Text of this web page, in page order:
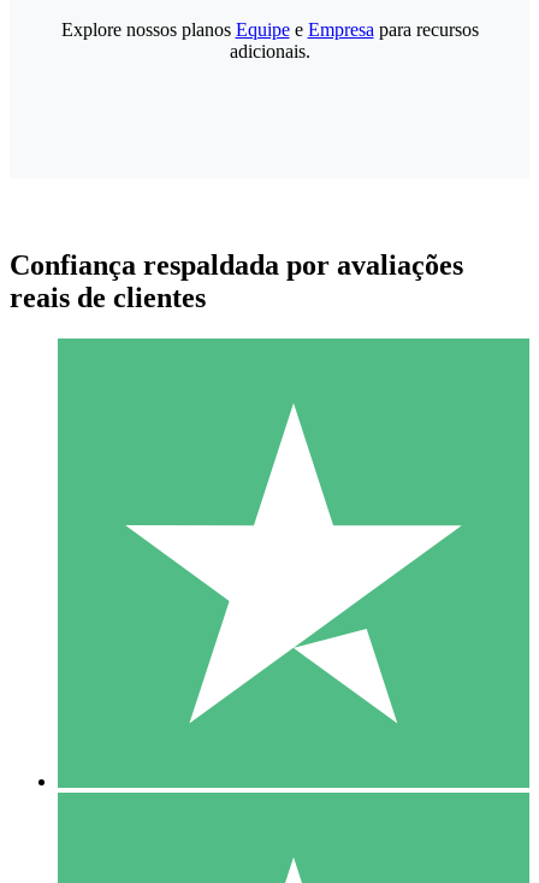
Pacotes de Créditos Individuais
Pague conforme o uso com créditos de download. Sem
1000
10 Downloads
Explore nossos planos Equipee Empresa para recursos
adicionais.
Confiança respaldada por avaliações
reais de clientes